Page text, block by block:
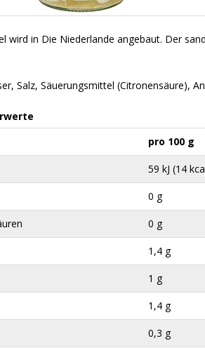
wird in Die Niederlande angebaut. Der
Salz, Säuerungsmittel (Citronensäure),
pro 100 g
59 kJ (14
0 g
0 g
1,4 g
1 g
1,4 g
0,3 g